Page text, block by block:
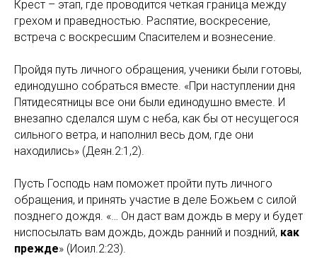
Крест – этап, где проводится четкая граница между
грехом и праведностью. Распятие, воскресение,
встреча с воскресшим Спасителем и вознесение.
Пройдя путь личного обращения, ученики были готовы,
единодушно собраться вместе. «При наступлении дня
Пятидесятницы все они были единодушно вместе. И
внезапно сделался шум с неба, как бы от несущегося
сильного ветра, и наполнил весь дом, где они
находились» (Деян.2:1,2).
Пусть Господь нам поможет пройти путь личного
обращения, и принять участие в деле Божьем с силой
позднего дождя. «… Он даст вам дождь в меру и будет
ниспосылать вам дождь, дождь ранний и поздний, как
прежде» (Иоил.2:23).